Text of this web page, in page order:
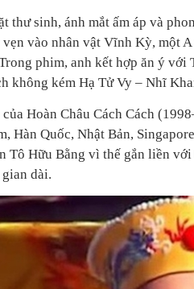
thư sinh, ánh mắt ấm áp và
vào nhân vật Vĩnh Kỳ, một
phim, anh kết hợp ăn ý với
không kém Hạ Tử Vy – Nhĩ
Hoàn Châu Cách Cách
Hàn Quốc, Nhật Bản,
Tô Hữu Bằng vì thế gắn liền
dài.